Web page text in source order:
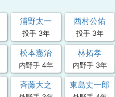
浦野太一
投手 3年
西村公佑
投手 3年
松本憲治
内野手 4年
林拓孝
内野手 3年
斉藤大之 東島丈一郎